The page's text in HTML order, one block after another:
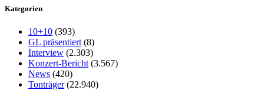
Kategorien
10+10 (393)
GL präsentiert (8)
Interview (2.303)
Konzert-Bericht (3.567)
News (420)
Tonträger(22.940)